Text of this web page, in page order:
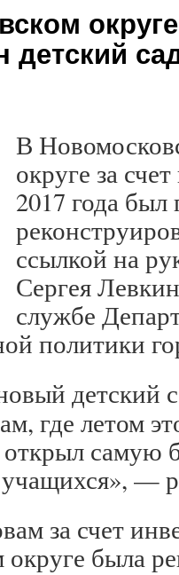
В
округе за
2017 года был
ссылкой на
Сергея
службе
политики
детский
где летом
самую
—
за счет
была